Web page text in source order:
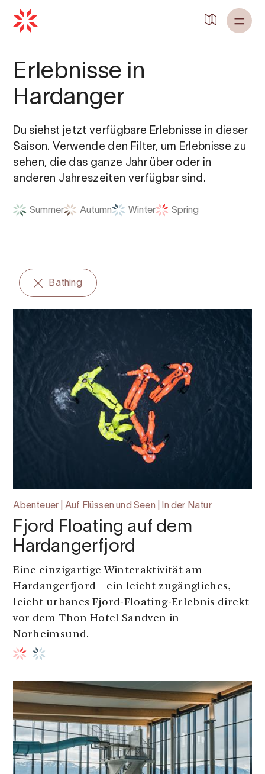
Erlebnisse in
Hardanger
Du siehst jetzt verfügbare Erlebnisse in dieser
Saison. Verwende den Filter, um Erlebnisse zu
sehen, die das ganze Jahr über oder in
anderen Jahreszeiten verfügbar sind.
Summer Autumn Winter Spring
Bathing
Abenteuer | Auf Flüssen und Seen | In der Natur
Fjord Floating auf dem
Hardangerfjord
Eine einzigartige Winteraktivität am
Hardangerfjord – ein leicht zugängliches,
leicht urbanes Fjord-Floating-Erlebnis direkt
vor dem Thon Hotel Sandven in
Norheimsund.